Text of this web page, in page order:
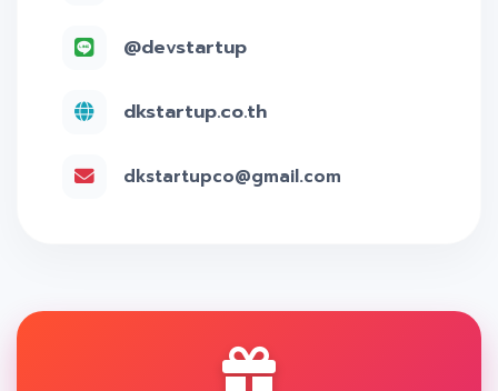
@devstartup
dkstartup.co.th
dkstartupco@gmail.com